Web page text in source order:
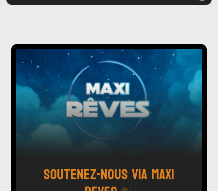
Soutenez-nous via Maxi